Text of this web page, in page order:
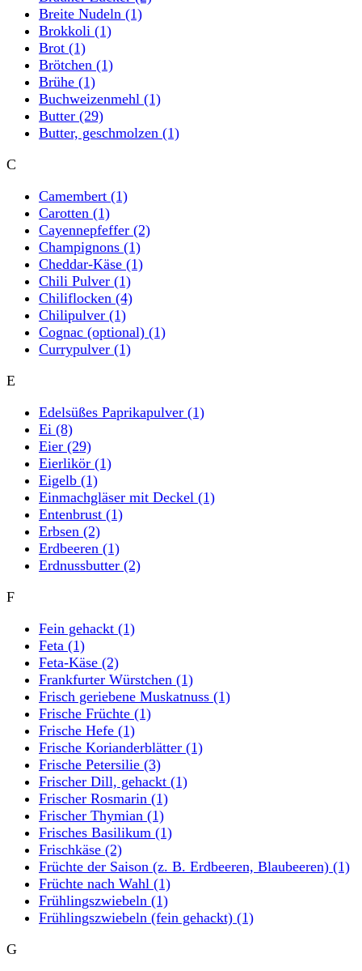
Breite Nudeln (1)
Brokkoli (1)
Brot (1)
Brötchen (1)
Brühe (1)
Buchweizenmehl (1)
Butter (29)
Butter, geschmolzen (1)
C
Camembert (1)
Carotten (1)
Cayennepfeffer (2)
Champignons (1)
Cheddar-Käse (1)
Chili Pulver (1)
Chiliflocken (4)
Chilipulver (1)
Cognac (optional) (1)
Currypulver (1)
E
Edelsüßes Paprikapulver (1)
Ei (8)
Eier (29)
Eierlikör (1)
Eigelb (1)
Einmachgläser mit Deckel (1)
Entenbrust (1)
Erbsen (2)
Erdbeeren (1)
Erdnussbutter (2)
F
Fein gehackt (1)
Feta (1)
Feta-Käse (2)
Frankfurter Würstchen (1)
Frisch geriebene Muskatnuss (1)
Frische Früchte (1)
Frische Hefe (1)
Frische Korianderblätter (1)
Frische Petersilie (3)
Frischer Dill, gehackt (1)
Frischer Rosmarin (1)
Frischer Thymian (1)
Frisches Basilikum (1)
Frischkäse (2)
Früchte der Saison (z. B. Erdbeeren, Blaubeeren) (1)
Früchte nach Wahl (1)
Frühlingszwiebeln (1)
Frühlingszwiebeln (fein gehackt) (1)
G